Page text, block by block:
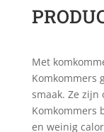
Met
Komkommers
smaak. Ze zijn
Komkommers
en weinig